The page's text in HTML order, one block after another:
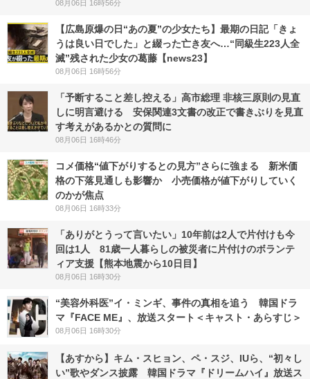
08月06日 16時56分
【広島原爆の日“あの夏”の少女たち】最期の日記「きょ
うは良い日でした」と綴った亡き友へ…“同級生223人全
滅”残された少女の葛藤【news23】
08月06日 16時56分
「予断すること差し控える」高市総理 非核三原則の見直
しに明言避ける 安保関連3文書の改正で書きぶりを見直
す考えがあるかとの質問に
08月06日 16時46分
コメ価格“値下がりするとの見方”さらに強まる 新米価
格の下落見通しも影響か 小売価格が値下がりしていく
のかが焦点
08月06日 16時33分
「ありがとうって言いたい」10年前は2人で片付けも今
回は1人 81歳一人暮らしの被災者に片付けのボランテ
ィア支援【熊本地震から10日目】
08月06日 16時30分
“美容外科医”イ・ミンギ、事件の真相を追う 韓国ドラ
マ『FACE ME』、放送スタート＜キャスト・あらすじ＞
08月06日 16時30分
【あすから】キム・スヒョン、ペ・スジ、IUら、“初々し
い”歌やダンス披露 韓国ドラマ『ドリームハイ』放送ス